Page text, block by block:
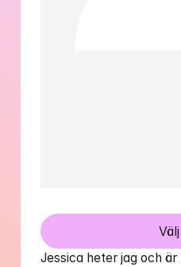
Jessica heter jag och